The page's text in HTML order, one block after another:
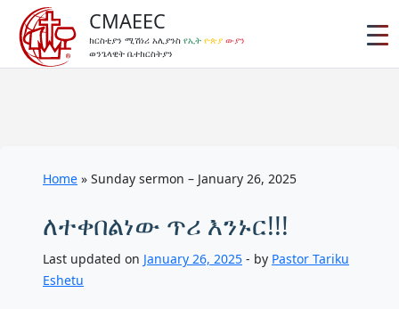
CMAEEC
ክርስቲያን ሚሽነሪ አሊያንስ የኢት ዮጵያ ውያን
ወንጌላዊት ቤተክርስትያን
Home » Sunday sermon – January 26, 2025
ለተቀበልነው ጥሪ እንኑር!!!
Last updated on January 26, 2025 - by Pastor Tariku
Eshetu